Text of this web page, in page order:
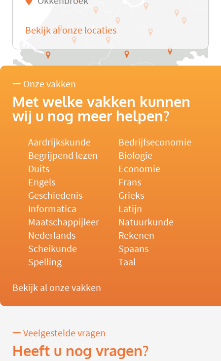
Bekijk al onze locaties
Onze vakken
Met welke vakken kunnen
wij u nog meer helpen?
Aardrijkskunde
Bedrijfseconomie
Begrijpend lezen
Biologie
Duits
Economie
Engels
Frans
Geschiedenis
Grieks
Informatica
Latijn
Maatschappijleer
Natuurkunde
Nederlands
Rekenen
Scheikunde
Spaans
Spelling
Taal
Bekijk al onze vakken
Veelgestelde vragen
Heeft u nog vragen?